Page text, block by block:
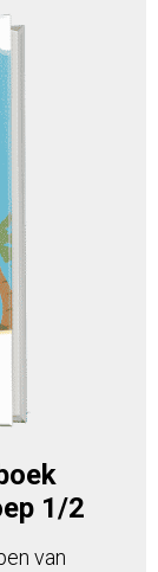
1/2
van